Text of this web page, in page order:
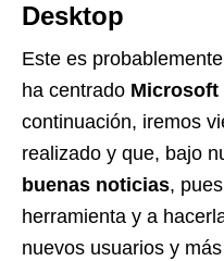
Desktop
Este es
ha centrado Microsoft
continuación, iremos
realizado y que, bajo
buenas noticias,
herramienta y a
nuevos usuarios y